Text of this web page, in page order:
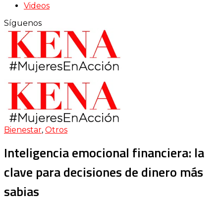
Videos
Síguenos
Bienestar, Otros
Inteligencia emocional financiera: la
clave para decisiones de dinero más
sabias